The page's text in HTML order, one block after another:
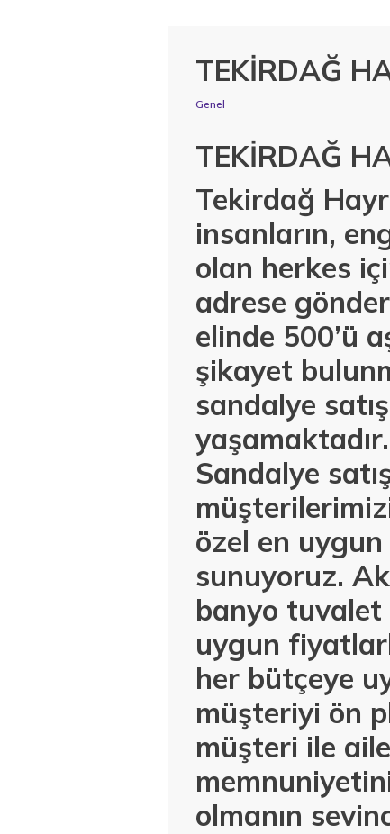
TEKİRDAĞ
Genel
TEKİRDAĞ
Tekirdağ
insanların,
olan herkes
adrese
elinde 500’ü
şikayet
sandalye
Sandalye
özel en
sunuyoruz.
banyo tuvalet
uygun
her bütçeye
müşteriyi ön
müşteri ile
olmanın